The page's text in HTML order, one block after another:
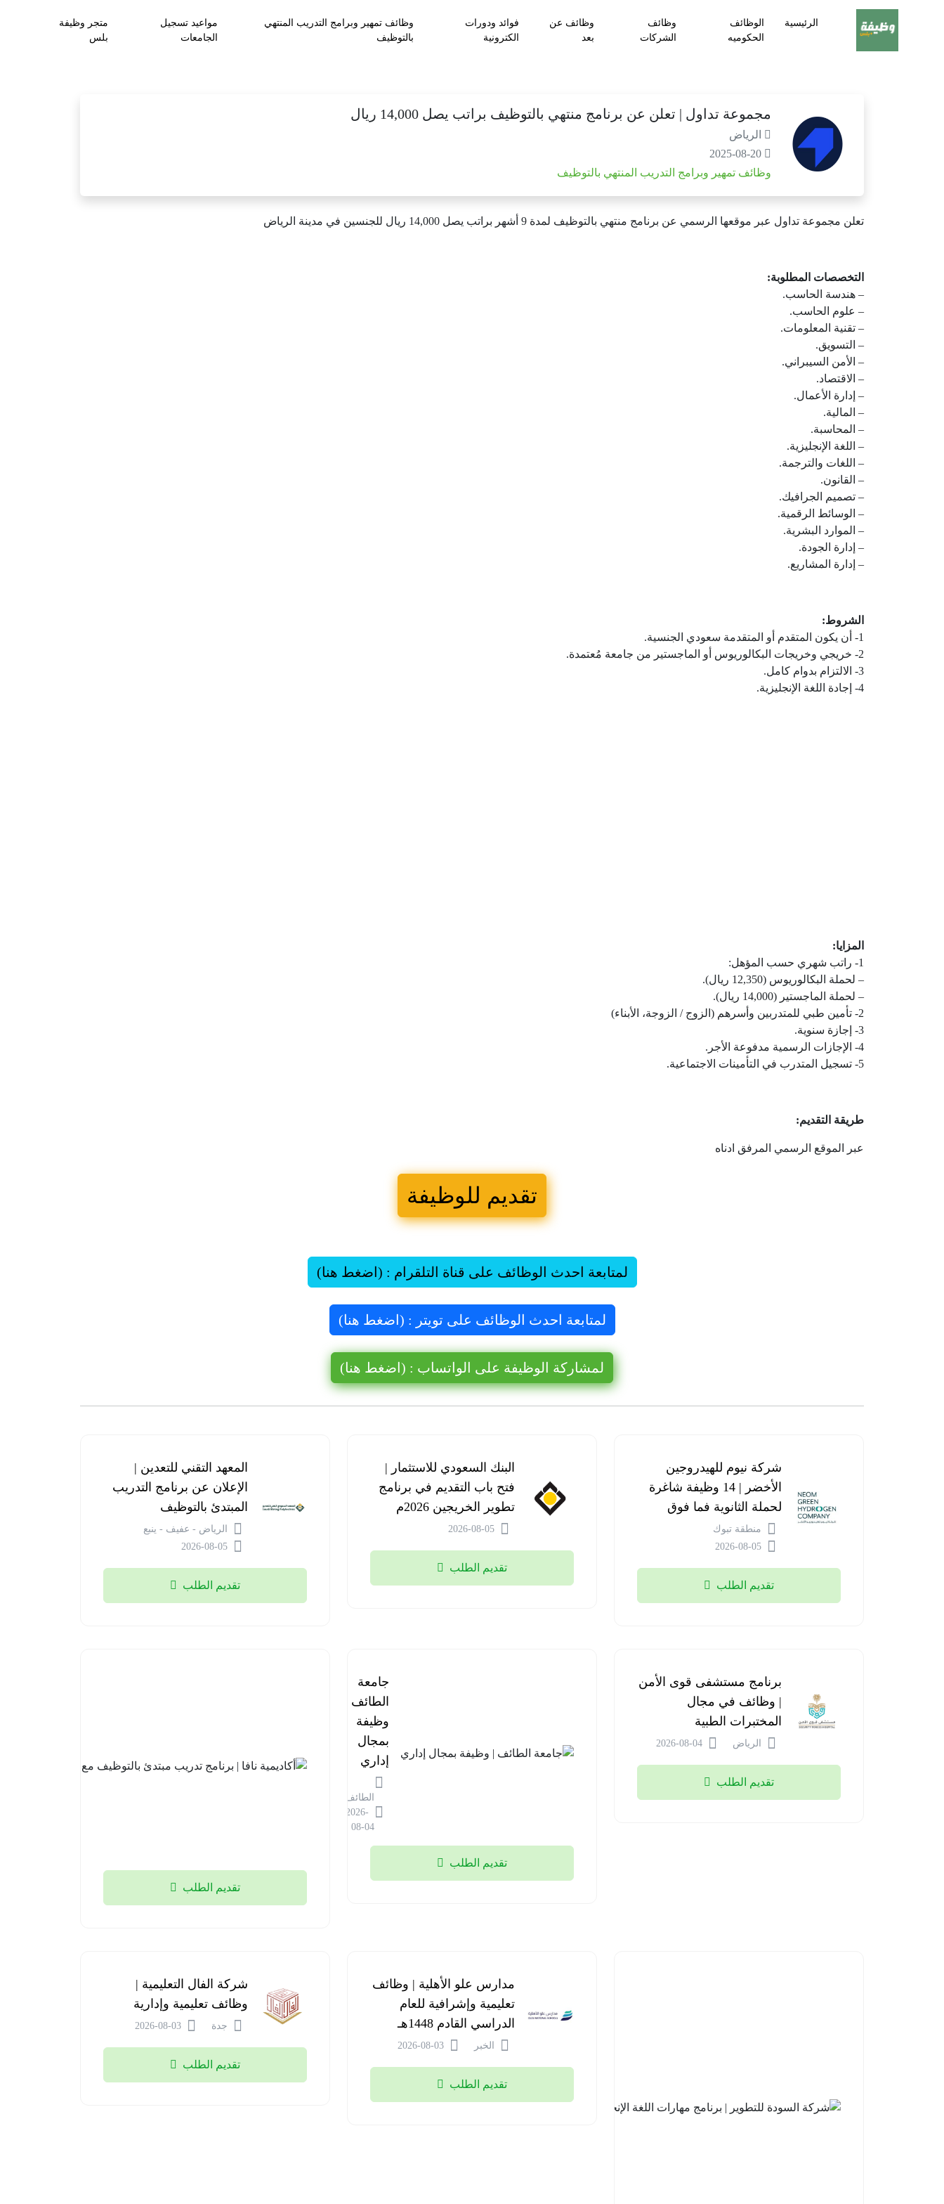
الرئيسية
الوظائف
الحكوميه
وظائف
الشركات
وظائف عن
بعد
فوائد ودورات
الكترونية
وظائف تمهير وبرامج التدريب المنتهي
بالتوظيف
مواعيد تسجيل
الجامعات
متجر وظيفة
بلس
مجموعة تداول | تعلن عن برنامج منتهي بالتوظيف براتب يصل 14,000 ريال
الرياض
2025-08-20
وظائف تمهير وبرامج التدريب المنتهي بالتوظيف
تعلن مجموعة تداول عبر موقعها الرسمي عن برنامج منتهي بالتوظيف لمدة 9 أشهر براتب يصل 14,000 ريال للجنسين في مدينة الرياض
التخصصات المطلوبة:
– هندسة الحاسب.
– علوم الحاسب.
– تقنية المعلومات.
– التسويق.
– الأمن السيبراني.
– الاقتصاد.
– إدارة الأعمال.
– المالية.
– المحاسبة.
– اللغة الإنجليزية.
– اللغات والترجمة.
– القانون.
– تصميم الجرافيك.
– الوسائط الرقمية.
– الموارد البشرية.
– إدارة الجودة.
– إدارة المشاريع.
الشروط:
1- أن يكون المتقدم أو المتقدمة سعودي الجنسية.
2- خريجي وخريجات البكالوريوس أو الماجستير من جامعة مُعتمدة.
3- الالتزام بدوام كامل.
4- إجادة اللغة الإنجليزية.
المزايا:
1- راتب شهري حسب المؤهل:
– لحملة البكالوريوس (12,350 ريال).
– لحملة الماجستير (14,000 ريال).
2- تأمين طبي للمتدربين وأسرهم (الزوج / الزوجة، الأبناء)
3- إجازة سنوية.
4- الإجازات الرسمية مدفوعة الأجر.
5- تسجيل المتدرب في التأمينات الاجتماعية.
طريقة التقديم:
عبر الموقع الرسمي المرفق ادناه
تقديم للوظيفة
لمتابعة احدث الوظائف على قناة التلقرام : (اضغط هنا)
لمتابعة احدث الوظائف على تويتر : (اضغط هنا)
لمشاركة الوظيفة على الواتساب : (اضغط هنا)
شركة نيوم للهيدروجين
الأخضر | 14 وظيفة شاغرة
لحملة الثانوية فما فوق
منطقة تبوك
تقديم الطلب
البنك السعودي للاستثمار |
فتح باب التقديم في برنامج
تطوير الخريجين 2026م
تقديم الطلب
المعهد التقني للتعدين |
الإعلان عن برنامج التدريب
المبتدئ بالتوظيف
الرياض - عفيف - ينبع
تقديم الطلب
برنامج مستشفى قوى الأمن
| وظائف في مجال
المختبرات الطبية
الرياض
تقديم الطلب
جامعة
الطائف |
وظيفة
بمجال
إداري
الطائف
2026-
08-04
تقديم الطلب
تقديم الطلب
شركة
السودة
للتطوير |
برنامج
اللغة
الإنجليزية
مدارس علو الأهلية | وظائف
تعليمية وإشرافية للعام
الدراسي القادم 1448هـ
الخبر
تقديم الطلب
شركة الفال التعليمية |
وظائف تعليمية وإدارية
جدة
تقديم الطلب